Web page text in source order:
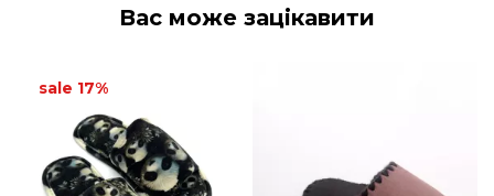
Вас може зацікавити
sale 17%